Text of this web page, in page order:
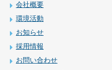
会社概要
環境活動
お知らせ
採用情報
お問い合わせ